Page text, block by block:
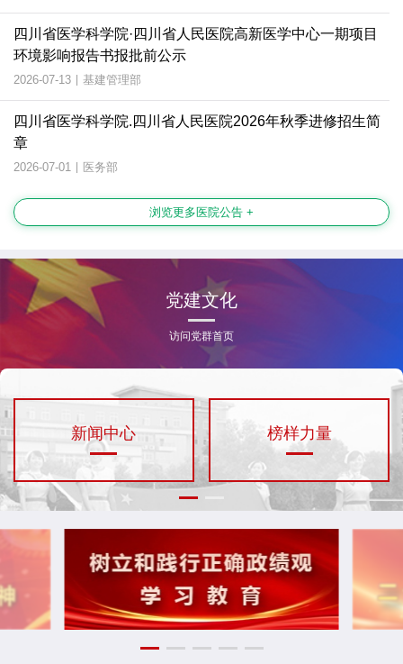
四川省医学科学院·四川省人民医院高新医学中心一期项目
环境影响报告书报批前公示
2026-07-13 | 基建管理部
四川省医学科学院.四川省人民医院2026年秋季进修招生简
章
2026-07-01 | 医务部
浏览更多医院公告 +
党建文化
访问党群首页
新闻中心 榜样力量